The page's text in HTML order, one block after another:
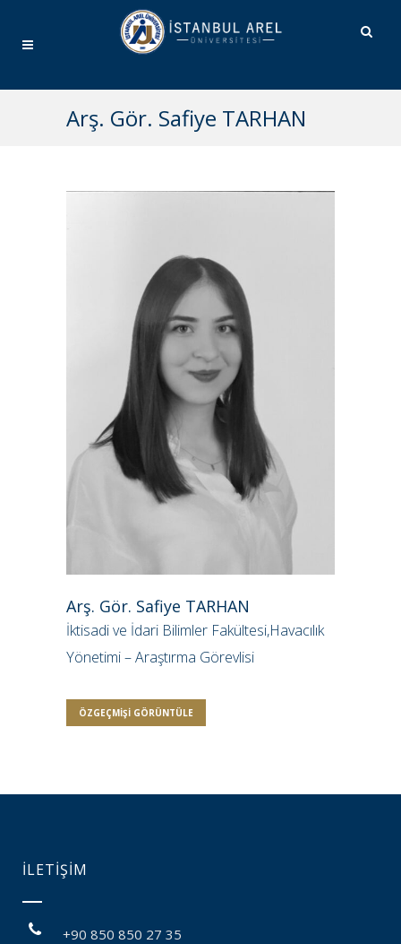
Arş. Gör. Safiye TARHAN
Arş. Gör. Safiye TARHAN
İktisadi ve İdari Bilimler Fakültesi,Havacılık
Yönetimi – Araştırma Görevlisi
ÖZGEÇMIŞI GÖRÜNTÜLE
İLETİŞİM
+90 850 850 27 35